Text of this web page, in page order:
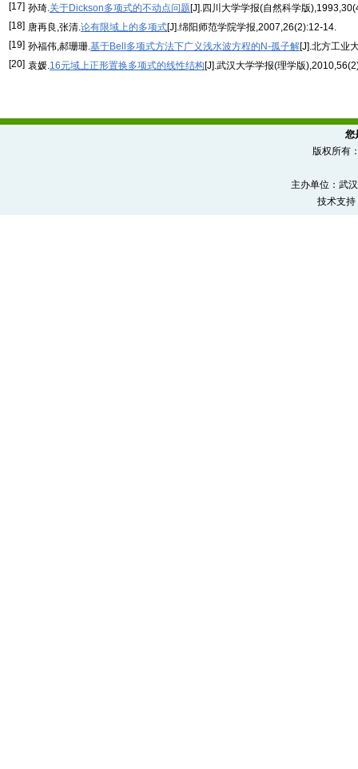
[17] 孙琦.关于Dickson多项式的不动点问题[J].四川大学学报(自然科学版
[18] 唐再良,张清.论有限域上的多项式[J].绵阳师范学院学报,2007,26(2):12-14.
[19] 孙福伟,郝珊珊.基于Bell多项式方法下广义浅水波方程的N-孤子解[J].北方工业
[20] 袁媛.16元域上正形置换多项式的线性结构[J].武汉大学学报(理学版
您
版权所有
主办单位：武
技术支持